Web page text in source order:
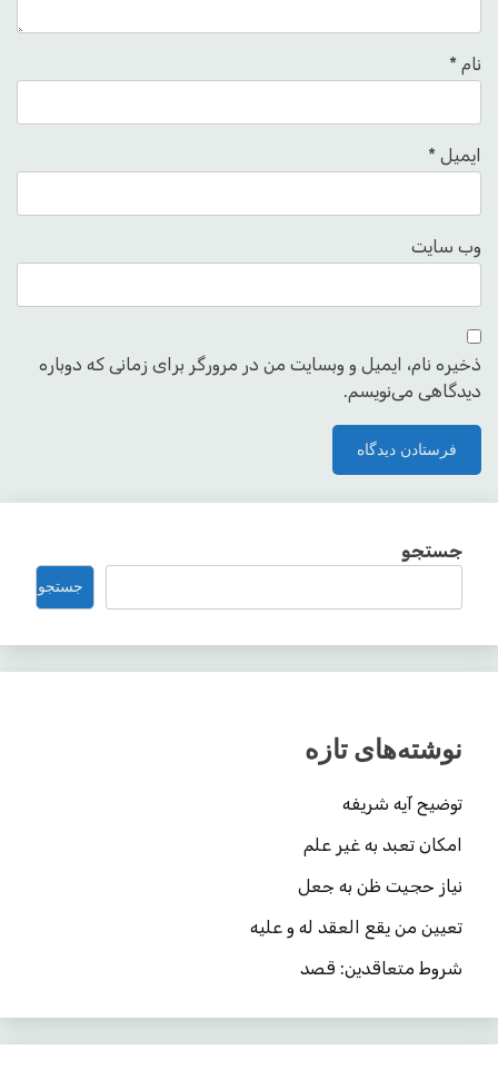
نام *
ایمیل *
وب‌ سایت
ذخیره نام، ایمیل و وبسایت من در مرورگر برای زمانی که دوباره
دیدگاهی می‌نویسم.
جستجو
جستجو
نوشته‌های تازه
توضیح آیه شریفه
امکان تعبد به غیر علم
نیاز حجیت ظن به جعل
تعیین من یقع العقد له و علیه
شروط متعاقدین: قصد